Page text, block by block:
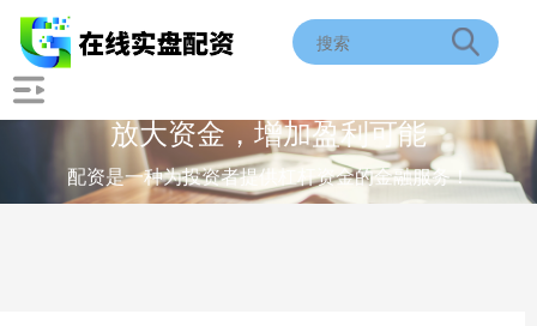
放大资金，增加盈利可能
配资是一种为投资者提供杠杆资金的金融服务！